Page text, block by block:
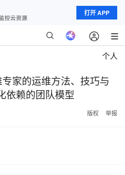
打开 APP
个人
家的运维方法、技巧与
赖的团队模型
版权 举报